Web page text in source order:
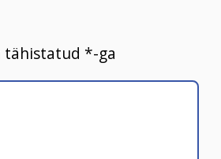
tähistatud *-ga